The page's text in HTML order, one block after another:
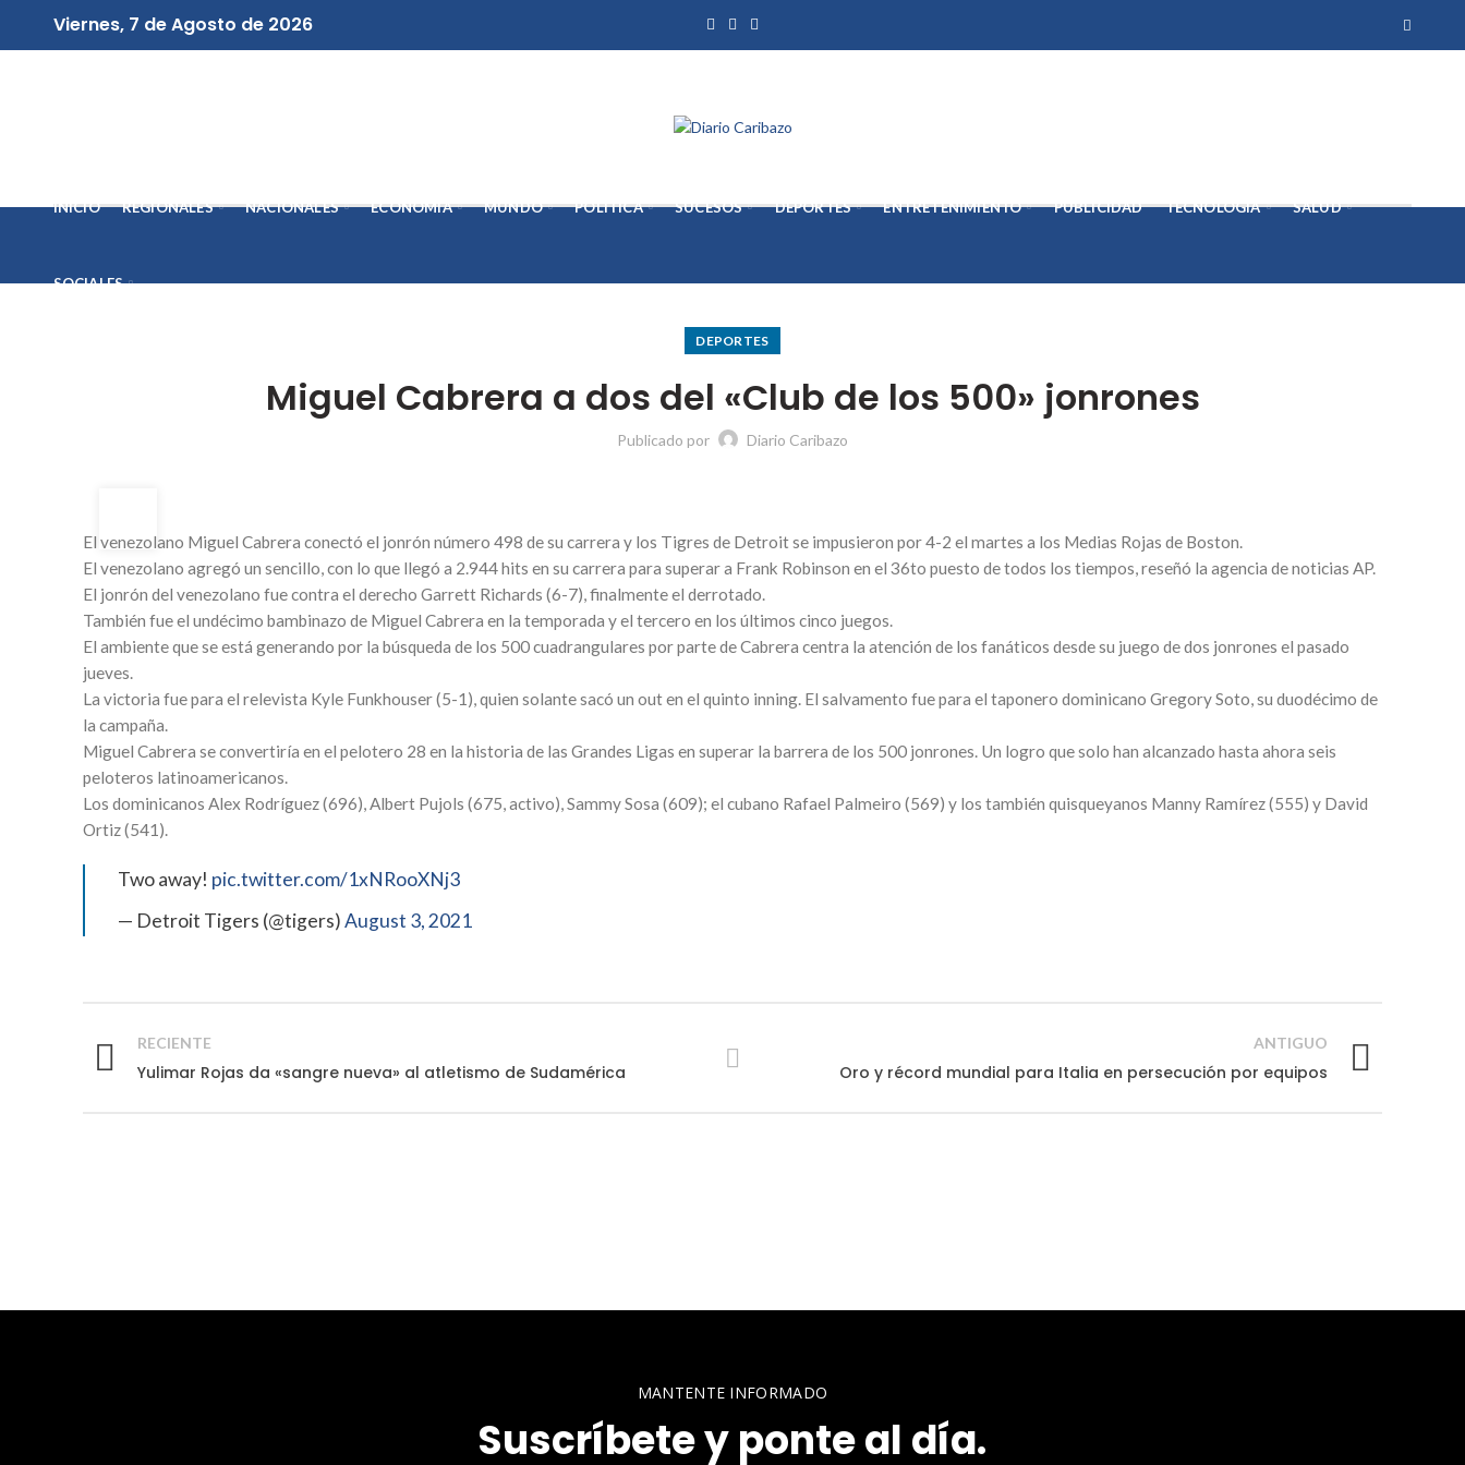
Viernes, 7 de Agosto de 2026
INICIO REGIONALES NACIONALES ECONOMÍA MUNDO POLÍTICA SUCESOS DEPORTES ENTRETENIMIENTO PUBLICIDAD TECNOLOGÍA SALUD
SOCIALES
DEPORTES
Miguel Cabrera a dos del «Club de los 500» jonrones
Publicado por Diario Caribazo
El venezolano Miguel Cabrera conectó el jonrón número 498 de su carrera y los Tigres de Detroit se impusieron por 4-2 el martes a los Medias Rojas de Boston.
El venezolano agregó un sencillo, con lo que llegó a 2.944 hits en su carrera para superar a Frank Robinson en el 36to puesto de todos los tiempos, reseñó la agencia de noticias AP.
El jonrón del venezolano fue contra el derecho Garrett Richards (6-7), finalmente el derrotado.
También fue el undécimo bambinazo de Miguel Cabrera en la temporada y el tercero en los últimos cinco juegos.
El ambiente que se está generando por la búsqueda de los 500 cuadrangulares por parte de Cabrera centra la atención de los fanáticos desde su juego de dos jonrones el pasado
jueves.
La victoria fue para el relevista Kyle Funkhouser (5-1), quien solante sacó un out en el quinto inning. El salvamento fue para el taponero dominicano Gregory Soto, su duodécimo de
la campaña.
Miguel Cabrera se convertiría en el pelotero 28 en la historia de las Grandes Ligas en superar la barrera de los 500 jonrones. Un logro que solo han alcanzado hasta ahora seis
peloteros latinoamericanos.
Los dominicanos Alex Rodríguez (696), Albert Pujols (675, activo), Sammy Sosa (609); el cubano Rafael Palmeiro (569) y los también quisqueyanos Manny Ramírez (555) y David
Ortiz (541).
Two away! pic.twitter.com/1xNRooXNj3
— Detroit Tigers (@tigers)August 3, 2021
RECIENTE
Yulimar Rojas da «sangre nueva» al atletismo de Sudamérica
ANTIGUO
Oro y récord mundial para Italia en persecución por equipos
MANTENTE INFORMADO
Suscríbete y ponte al día.